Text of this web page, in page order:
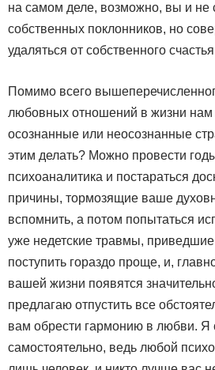
на самом деле, возможно, вы и не
собственных поклонников, но
удаляться от собственного
Помимо всего
любовных отношений в жизни
осознанные или неосознанные
этим делать? Можно провести
психоаналитика и постараться
причины, тормозящие ваше
вспомнить, а потом попытаться
уже недетские травмы,
поступить гораздо проще, и,
вашей жизни появятся
предлагаю отпустить все
вам обрести гармонию в любви. Я
самостоятельно, ведь любой